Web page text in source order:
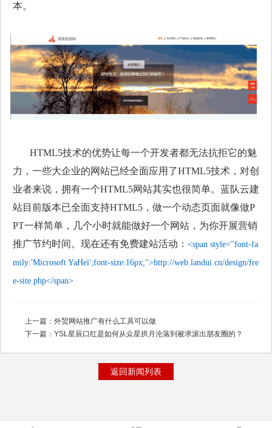
本。
HTML5技术的优势让每一个开发者都无法抗拒它的魅
力，一些大企业的网站已经全面应用了HTML5技术，对创
业者来说，拥有一个HTML5网站其实也很简单。蓝队云建
站目前版本已全面支持HTML5 ，做一个动态页面就像做P
PT一样简单，几个小时就能做好一个网站，为你开展营销
推广节约时间。现在还有免费建站活动： <span style="font-fa
mily:'Microsoft YaHei';font-size:16px;">http://web.landui.cn/design/fre
e-site.php</span>
上一篇： 外贸网站推广有什么工具可以做
下一篇： YSL星辰口红是如何从众星拱月沦落到被求滚出朋友圈的？
返回新闻列表